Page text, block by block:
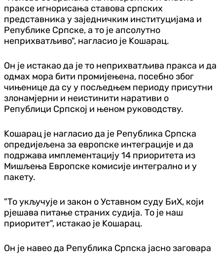
праксе игнорисања ставова српских
представника у заједничким институцијама и
Републике Српске, а то је апсолутно
неприхватљиво", нагласио је Kошарац.
Он је истакао да је то неприхватљива пракса и да
одмах мора бити промијењена, посебно због
чињенице да су у посљедњем периоду присутни
злонамјерни и неистинити наративи о
Републици Српској и њеном руководству.
Kошарац је нагласио да је Република Српска
опредијељена за европске интеграције и да
подржава имплементацију 14 приоритета из
Мишљења Европске комисије интегрално и у
пакету.
"То укључује и закон о Уставном суду БиХ, који
рјешава питање страних судија. То је наш
приоритет", истакао је Kошарац.
Он је навео да Република Српска јасно заговара